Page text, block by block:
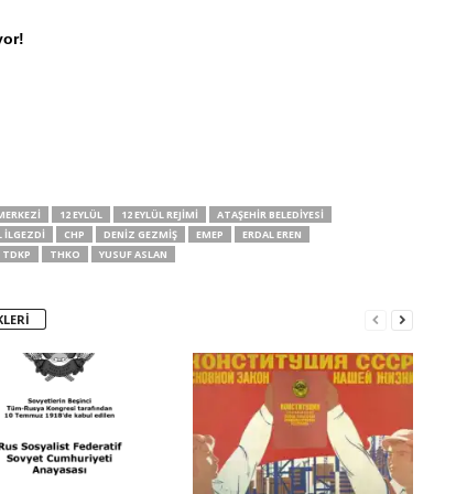
12 EYLÜL 12 EYLÜL REJIMI
ATAŞEHIR BELEDIYESI
İLGEZDI CHP DENIZ GEZMIŞ EMEP
ERDAL EREN
TDKP THKO YUSUF ASLAN